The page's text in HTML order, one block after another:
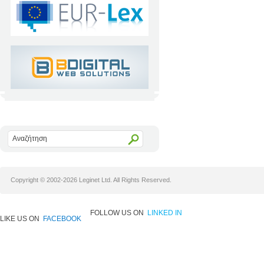
Copyright © 2002-2026 Leginet Ltd. All Rights Reserved.
LIKE US ON FACEBOOK
FOLLOW US ON LINKED IN